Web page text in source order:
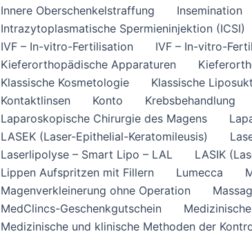
Innere Oberschenkelstraffung
Insemination
Intrazytoplasmatische Spermieninjektion (ICSI)
IVF – In-vitro-Fertilisation
IVF – In-vitro-
Kieferorthopädische Apparaturen
Klassische Kosmetologie
Klassische
Kontaktlinsen
Konto Krebsbehandlung
Laparoskopische Chirurgie des Magens
LASEK (Laser-Epithelial-Keratomileusis)
Laserlipolyse – Smart Lipo – LAL
LASIK
Lippen Aufspritzen mit Fillern
Lumecca
Magenverkleinerung ohne Operation
MedClincs-Geschenkgutschein
Medizinische und klinische Methoden der